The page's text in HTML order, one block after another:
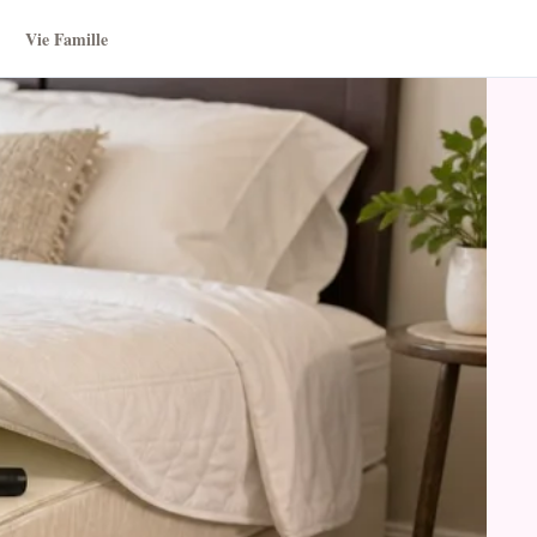
Vie Famille